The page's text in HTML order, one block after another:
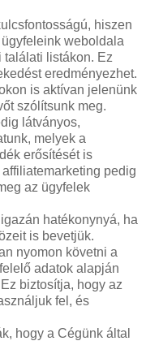
hiszen
weboldala
listákon. Ez
eredményezhet.
is aktívan jelenünk
szólítsunk meg.
látványos,
melyek a
erősítését is
pedig
az ügyfelek
hatékonynyá, ha
is bevetjük.
nyomon követni a
adatok alapján
biztosítja, hogy az
fel, és
hogy a Cégünk által